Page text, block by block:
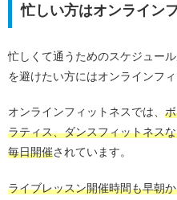
忙しい方はオンライン
忙しくて通うためのスケジュー
を避けたい方にはオンラインフ
オンラインフィットネスでは、
ラティス、ダンスフィットネス
毎日開催されています。
ライブレッスン開催時間も早朝